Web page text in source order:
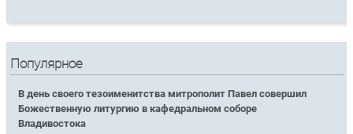
Популярное
В день своего тезоименитства митрополит Павел совершил
Божественную литургию в кафедральном соборе
Владивостока